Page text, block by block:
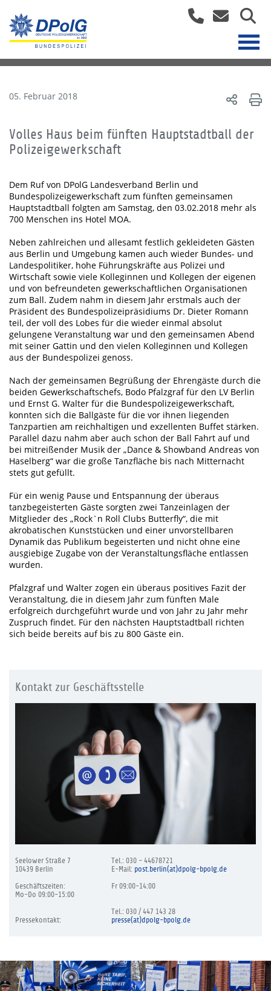
05. Februar 2018
Volles Haus beim fünften Hauptstadtball der
Polizeigewerkschaft
Dem Ruf von DPolG Landesverband Berlin und
Bundespolizeigewerkschaft zum fünften gemeinsamen
Hauptstadtball folgten am Samstag, den 03.02.2018 mehr als
700 Menschen ins Hotel MOA.
Neben zahlreichen und allesamt festlich gekleideten Gästen
aus Berlin und Umgebung kamen auch wieder Bundes- und
Landespolitiker, hohe Führungskräfte aus Polizei und
Wirtschaft sowie viele Kolleginnen und Kollegen der eigenen
und von befreundeten gewerkschaftlichen Organisationen
zum Ball. Zudem nahm in diesem Jahr erstmals auch der
Präsident des Bundespolizeipräsidiums Dr. Dieter Romann
teil, der voll des Lobes für die wieder einmal absolut
gelungene Veranstaltung war und den gemeinsamen Abend
mit seiner Gattin und den vielen Kolleginnen und Kollegen
aus der Bundespolizei genoss.
Nach der gemeinsamen Begrüßung der Ehrengäste durch die
beiden Gewerkschaftschefs, Bodo Pfalzgraf für den LV Berlin
und Ernst G. Walter für die Bundespolizeigewerkschaft,
konnten sich die Ballgäste für die vor ihnen liegenden
Tanzpartien am reichhaltigen und exzellenten Buffet stärken.
Parallel dazu nahm aber auch schon der Ball Fahrt auf und
bei mitreißender Musik der „Dance & Showband Andreas von
Haselberg“ war die große Tanzfläche bis nach Mitternacht
stets gut gefüllt.
Für ein wenig Pause und Entspannung der überaus
tanzbegeisterten Gäste sorgten zwei Tanzeinlagen der
Mitglieder des „Rock`n Roll Clubs Butterfly“, die mit
akrobatischen Kunststücken und einer unvorstellbaren
Dynamik das Publikum begeisterten und nicht ohne eine
ausgiebige Zugabe von der Veranstaltungsfläche entlassen
wurden.
Pfalzgraf und Walter zogen ein überaus positives Fazit der
Veranstaltung, die in diesem Jahr zum fünften Male
erfolgreich durchgeführt wurde und von Jahr zu Jahr mehr
Zuspruch findet. Für den nächsten Hauptstadtball richten
sich beide bereits auf bis zu 800 Gäste ein.
Kontakt zur Geschäftsstelle
Seelower Straße 7
10439 Berlin
Geschäftszeiten:
Mo-Do 09:00-15:00
Pressekontakt:
Tel.: 030 - 44678721
E-Mail: post.berlin(at)dpolg-bpolg.de
Fr 09:00-14:00
Tel.: 030 / 447 143 28
presse(at)dpolg-bpolg.de